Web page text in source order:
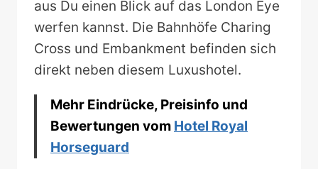
aus Du einen Blick auf das London Eye
werfen kannst. Die Bahnhöfe Charing
Cross und Embankment befinden sich
direkt neben diesem Luxushotel.
Mehr Eindrücke, Preisinfo und
Bewertungen vom Hotel Royal
Horseguard